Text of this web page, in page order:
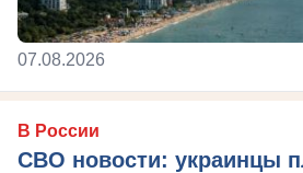
07.08.2026
В России
СВО новости: украинцы